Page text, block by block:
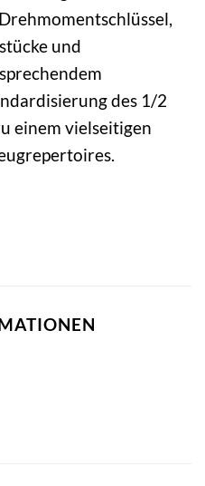
und
des 1/2
einem vielseitigen